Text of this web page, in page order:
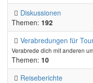
Diskussionen
Themen: 192
Verabredungen für
Verabrede dich mit anderen
Themen: 10
Reiseberichte